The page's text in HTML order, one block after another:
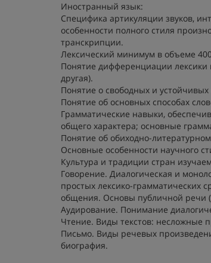
Иностранный язык:
Специфика артикуляции звуков,
особенности полного стиля
транскрипции.
Лексический минимум в объеме
Понятие дифференциации
другая).
Понятие о свободных и
Понятие об основных способах
Грамматические навыки,
общего характера; основные
Понятие об обиходно-
Основные особенности научного
Культура и традиции стран
Говорение. Диалогическая и
простых лексико-грамматических
общения. Основы публичной речи
Аудирование. Понимание
Чтение. Виды текстов: несложные
Письмо. Виды речевых
биография.